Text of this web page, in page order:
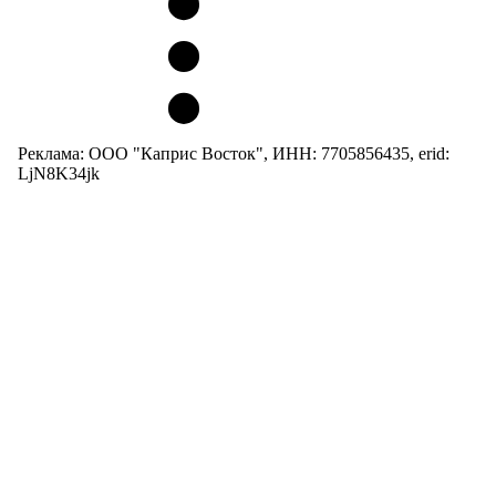
Реклама: ООО "Каприс Восток", ИНН: 7705856435, erid:
LjN8K34jk